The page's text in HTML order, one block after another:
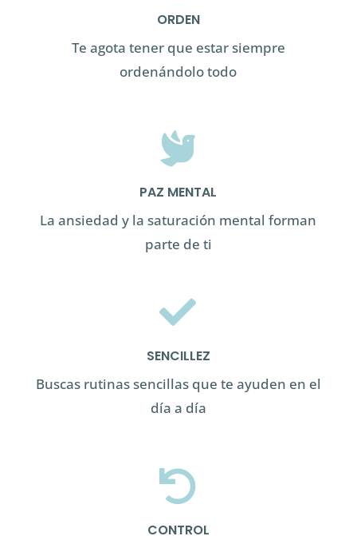
ORDEN
Te agota tener que estar siempre
ordenándolo todo

PAZ MENTAL
La ansiedad y la saturación mental forman
parte de ti

SENCILLEZ
Buscas rutinas sencillas que te ayuden en el
día a día

CONTROL